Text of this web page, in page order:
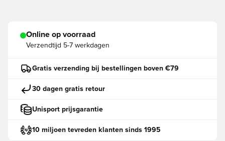
Online op voorraad
Verzendtijd 5-7 werkdagen
Gratis verzending bij bestellingen boven €79
30 dagen gratis retour
Unisport prijsgarantie
10 miljoen tevreden klanten sinds 1995